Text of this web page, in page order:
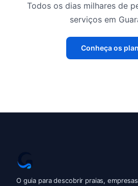
Todos os dias milhares de
serviços em
Conheça os
O guia para descobrir praias,